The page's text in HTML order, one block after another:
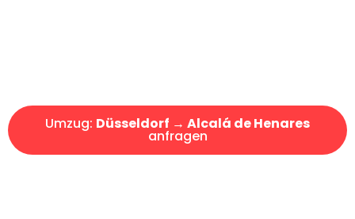
Umzug: Düsseldorf → Alcalá de Henares
anfragen